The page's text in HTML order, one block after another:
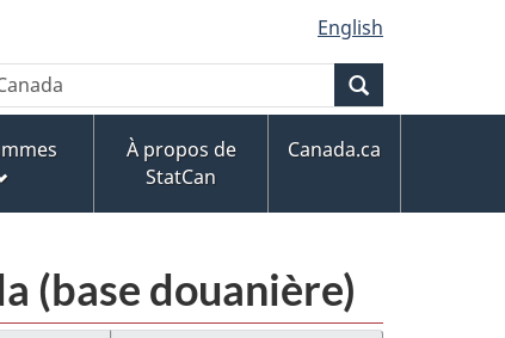
English
À propos de
StatCan
Canada.ca
(base douanière)